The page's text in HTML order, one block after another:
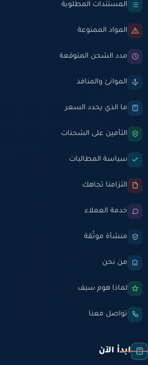
المستندات المطلوبة
المواد الممنوعة
مدد الشحن المتوقعة
الموانئ والمنافذ
ما الذي يحدد السعر
التأمين على الشحنات
سياسة المطالبات
التزامنا تجاهك
خدمة العملاء
منشأة موثّقة
من نحن
لماذا هوم سيف
تواصل معنا
ابدأ الآن